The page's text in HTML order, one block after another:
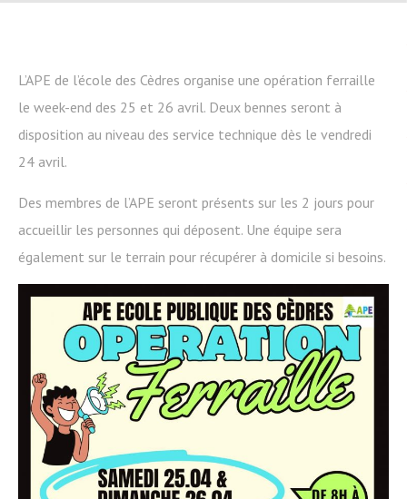
L’APE de l’école des Cèdres organise une opération ferraille
le week-end des 25 et 26 avril. Deux bennes seront à
disposition au niveau des service technique dès le vendredi
24 avril.
Des membres de l’APE seront présents sur les 2 jours pour
accueillir les personnes qui déposent. Une équipe sera
également sur le terrain pour récupérer à domicile si besoins.